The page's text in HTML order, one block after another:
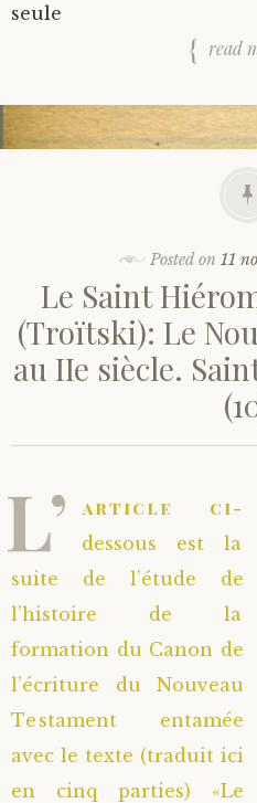
seule
read
Posted on 11
Le Saint
(Troïtski): Le
au IIe siècle.
L’ article ci-
dessous est la
suite de l’étude de
l’histoire de la
formation du Canon de
l’écriture du Nouveau
Testament entamée
avec le texte (traduit ici
en cinq parties) «Le